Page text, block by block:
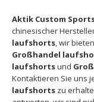
Aktik Custom
chinesischer
laufshorts, wir
Großhandel
laufshortsund
Kontaktieren Sie uns
laufshorts zu